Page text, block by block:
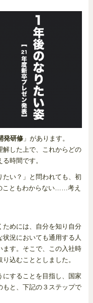
発研修」があります。
解した上で、これからどの
時間です。
い？」と問われても、初
こともわからない……考え
ためには、自分を知り自分
況においても通用する人
ます。そこで、この入社時
込むこととしました。
することを目指し、国家
もと、下記の３ステップで